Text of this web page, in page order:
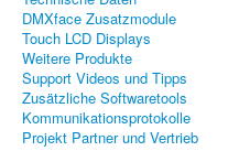
Elektronik Reparatur und
DMXface Steuerungen
DMXface Anwendungsbereiche
Downloads
DMXface Zusatzmodule
Touch LCD Displays
Weitere Produkte
Support Videos und Tipps
Zusätzliche Softwaretools
Kommunikationsprotokolle
Projekt Partner und Vertrieb